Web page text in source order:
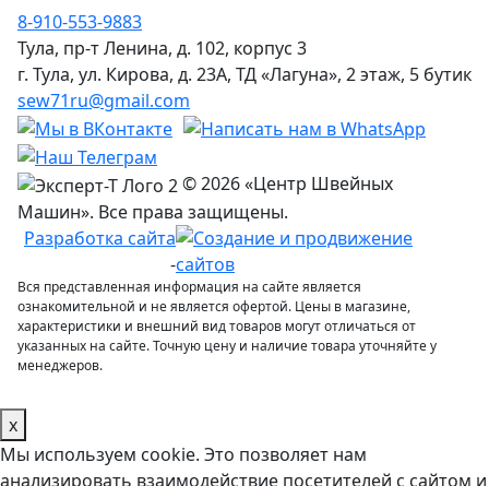
8-910-553-9883
Тула, пр-т Ленина, д. 102, корпус 3
г. Тула, ул. Кирова, д. 23А, ТД «Лагуна», 2 этаж, 5 бутик
sew71ru@gmail.com
© 2026 «Центр Швейных
Машин». Все права защищены.
Разработка сайта
-
Вся представленная информация на сайте является
ознакомительной и не является офертой. Цены в магазине,
характеристики и внешний вид товаров могут отличаться от
указанных на сайте. Точную цену и наличие товара уточняйте у
менеджеров.
x
Мы используем cookie. Это позволяет нам
анализировать взаимодействие посетителей с сайтом и